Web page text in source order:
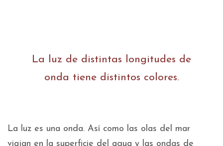
La luz de distintas longitudes de
onda tiene distintos colores.
La luz es una onda. Así como las olas del mar
viajan en la superficie del agua y las ondas de